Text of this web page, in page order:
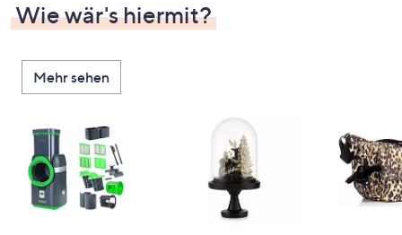
Wie wär's hiermit?
Mehr sehen